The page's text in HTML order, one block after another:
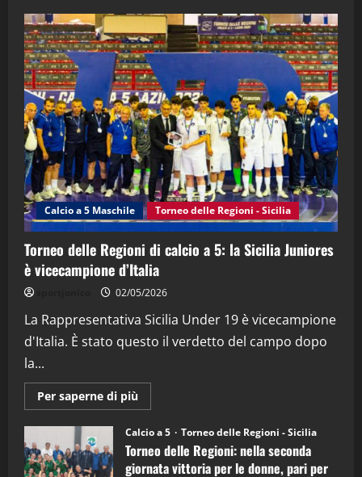
2 28/04/2026
3
"SportEmpire" in Podcast
“SportEmpire” in Podcast: 28^ Puntata
(Martedi 21 Aprile 2026)
21/04/2026
4
"SportEmpire" in Podcast Sport News
“SportEmpire” in Podcast: 27^ Puntata
(Martedi 14 Aprile 2026)
15/04/2026
"SportEmpire" in Podcast
“SportEmpire” in Podcast: 26^ Puntata
08/04/2026
Calcio a 5 Maschile Torneo delle Regioni - Sicilia
Torneo delle Regioni di calcio a 5: la Sicilia Juniores
è vicecampione d’Italia
02/05/2026
La Rappresentativa Sicilia Under 19 è vicecampione
d'Italia. È stato questo il verdetto del campo dopo
la...
Per saperne di più
informazioni
Torneo
delle
Regioni
di
calcio
Calcio a 5 Torneo delle Regioni - Sicilia
Torneo delle Regioni: nella seconda
giornata vittoria per le donne, pari per